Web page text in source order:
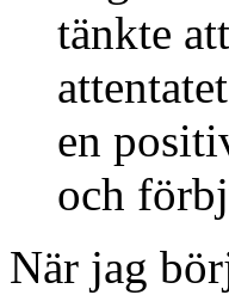
tänkte
en
och
När jag